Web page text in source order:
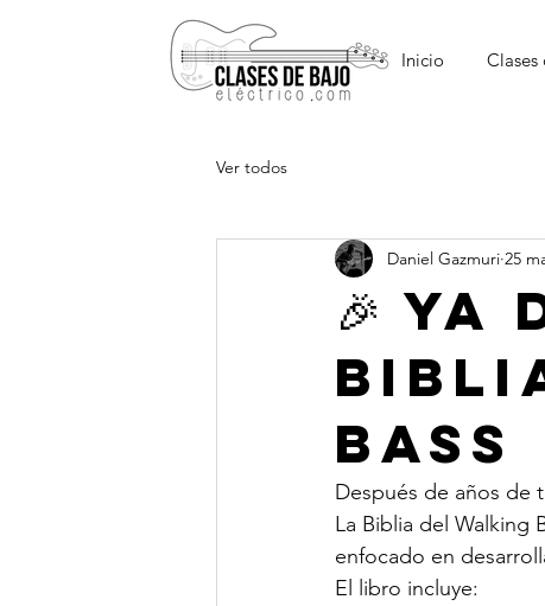
Inicio Clases
Ver todos
🎉 YA
BASS
Daniel Gazmuri 25
Después de años de
La Biblia del Walking
enfocado en
El libro incluye: